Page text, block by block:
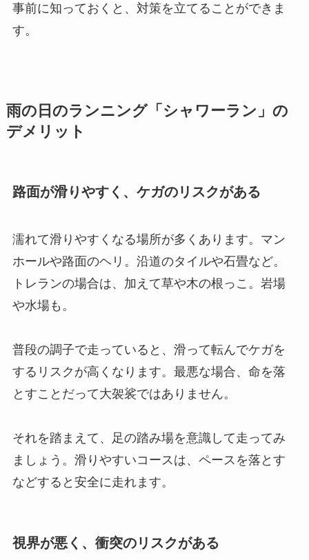
事前に知っておくと、対策を立てることができま
す。
雨の日のランニング「シャワーラン」の
デメリット
路面が滑りやすく、ケガのリスクがある
濡れて滑りやすくなる場所が多くあります。マン
ホールや路面のヘリ。沿道のタイルや石畳など。
トレランの場合は、加えて草や木の根っこ。岩場
や水場も。
普段の調子で走っていると、滑って転んでケガを
するリスクが高くなります。最悪な場合、命を落
とすことだって大袈裟ではありません。
それを踏まえて、足の踏み場を意識して走ってみ
ましょう。滑りやすいコースは、ペースを落とす
などすると安全に走れます。
視界が悪く、衝突のリスクがある